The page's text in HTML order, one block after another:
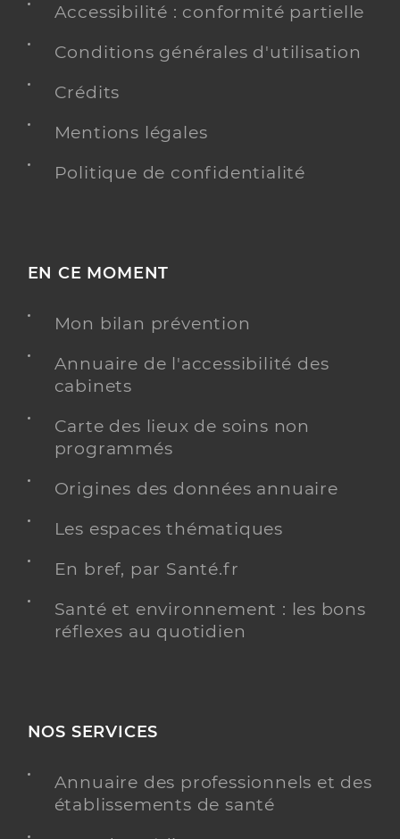
Accessibilité : conformité partielle
Conditions générales d'utilisation
Crédits
Mentions légales
Politique de confidentialité
EN CE MOMENT
Mon bilan prévention
Annuaire de l'accessibilité des
cabinets
Carte des lieux de soins non
programmés
Origines des données annuaire
Les espaces thématiques
En bref, par Santé.fr
Santé et environnement : les bons
réflexes au quotidien
NOS SERVICES
Annuaire des professionnels et des
établissements de santé